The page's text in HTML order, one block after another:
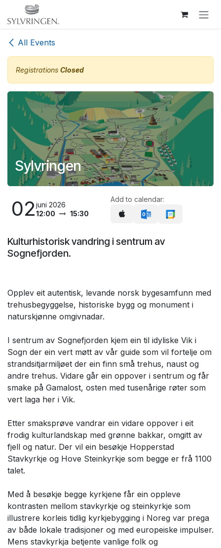
Skip to Content
All Events
Registrations Closed
Sylvringen
02juni 2026
12:00
15:30
Add to calendar:
Kulturhistorisk vandring i sentrum av
Sognefjorden.
Opplev eit autentisk, levande norsk bygesamfunn med
trehusbegyggelse, historiske bygg og monument i
naturskjønne omgivnadar.
I sentrum av Sognefjorden kjem ein til idyliske Vik i
Sogn der ein vert møtt av vår guide som vil fortelje om
strandsitjarmiljøet der ein finn små trehus, naust og
andre trehus. Vidare går ein oppover i sentrum og får
smake på Gamalost, osten med tusenårige røter som
vert laga her i Vik.
Etter smaksprøve vandrar ein vidare oppover i eit
frodig kulturlandskap med grønne bakkar, omgitt av
fjell og natur. Der vil ein besøkje Hopperstad
Stavkyrkje og Hove Steinkyrkje som begge er frå 1100
talet.
Med å besøkje begge kyrkjene får ein oppleve
kontrasten mellom stavkyrkje og steinkyrkje som
illustrere korleis tidlig kyrkjebygging i Noreg var prega
av både lokale tradisjoner og med europeiske impulser.
Mens stavkyrkja betjente vanlige folk og